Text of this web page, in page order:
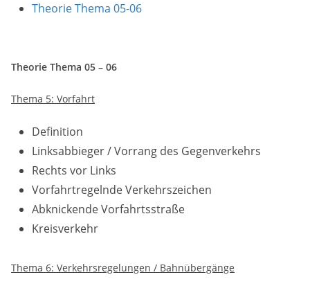
Theorie Thema 05-06
Theorie Thema 05 – 06
Thema 5: Vorfahrt
Definition
Linksabbieger / Vorrang des Gegenverkehrs
Rechts vor Links
Vorfahrtregelnde Verkehrszeichen
Abknickende Vorfahrtsstraße
Kreisverkehr
Thema 6: Verkehrsregelungen / Bahnübergänge